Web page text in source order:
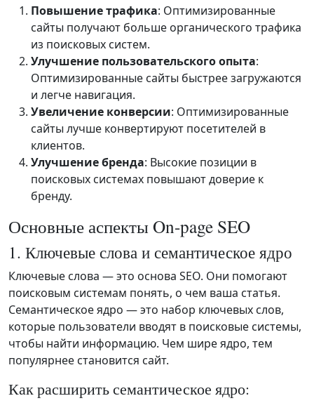
Повышение трафика: Оптимизированные
сайты получают больше органического трафика
из поисковых систем.
Улучшение пользовательского опыта:
Оптимизированные сайты быстрее загружаются
и легче навигация.
Увеличение конверсии: Оптимизированные
сайты лучше конвертируют посетителей в
клиентов.
Улучшение бренда: Высокие позиции в
поисковых системах повышают доверие к
бренду.
Основные аспекты On-page SEO
1. Ключевые слова и семантическое ядро
Ключевые слова — это основа SEO. Они помогают
поисковым системам понять, о чем ваша статья.
Семантическое ядро — это набор ключевых слов,
которые пользователи вводят в поисковые системы,
чтобы найти информацию. Чем шире ядро, тем
популярнее становится сайт.
Как расширить семантическое ядро: